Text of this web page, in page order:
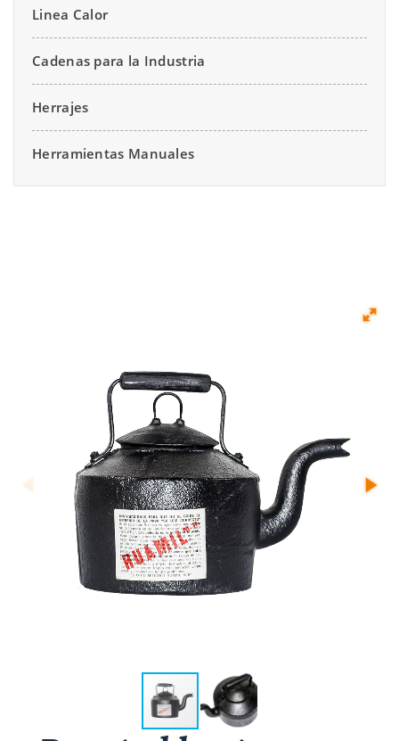
Linea Calor
Cadenas para la Industria
Herrajes
Herramientas Manuales